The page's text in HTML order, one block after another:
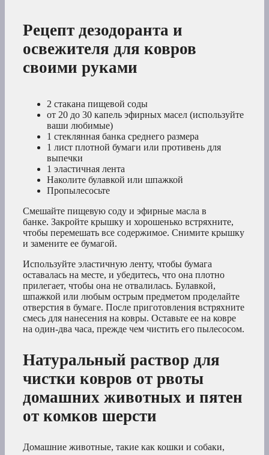
Рецепт дезодоранта и
освежителя для ковров
своими руками
2 стакана пищевой соды
от 20 до 30 капель эфирных масел (используйте
ваши любимые)
1 стеклянная банка среднего размера
1 лист плотной бумаги или противень для
выпечки
1 эластичная лента
Наколите булавкой или шпажкой
Пропылесосьте
Смешайте пищевую соду и эфирные масла в
банке. Закройте крышку и хорошенько встряхните,
чтобы перемешать все содержимое. Снимите крышку
и замените ее бумагой.
Используйте эластичную ленту, чтобы бумага
оставалась на месте, и убедитесь, что она плотно
прилегает, чтобы она не отвалилась. Булавкой,
шпажкой или любым острым предметом проделайте
отверстия в бумаге. После приготовления встряхните
смесь для нанесения на ковры. Оставьте ее на ковре
на один-два часа, прежде чем чистить его пылесосом.
Натуральный раствор для
чистки ковров от рвоты
домашних животных и пятен
от комков шерсти
Домашние животные, такие как кошки и собаки,